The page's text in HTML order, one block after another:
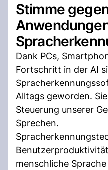
Stimme
Dank PCs,
Fortschritt in der AI
Alltags geworden.
Steuerung unserer
Sprechen.
menschliche